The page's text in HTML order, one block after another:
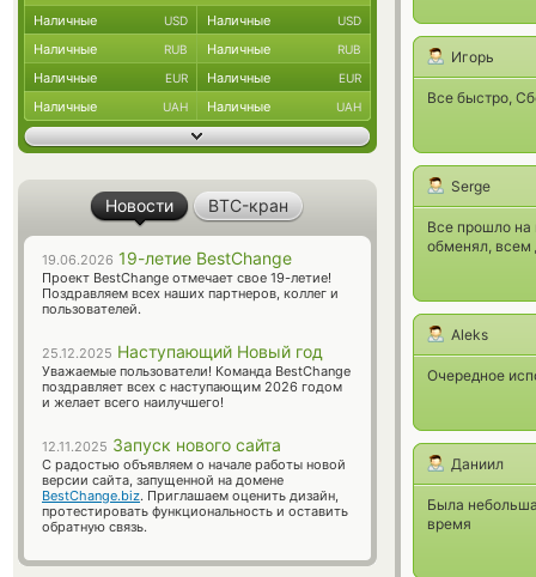
Игорь
Все быстро,
Serge
Все прошло на
обменял, всем
Aleks
Очередное
Даниил
Была
время
Наличные USD Наличные USD
Наличные RUB Наличные RUB
Наличные EUR Наличные EUR
Наличные UAH Наличные UAH
Новости BTC-кран
19.06.2026 19-летие BestChange
Проект BestChange отмечает свое 19-летие!
Поздравляем всех наших партнеров, коллег и
пользователей.
25.12.2025 Наступающий Новый год
Уважаемые пользователи! Команда BestChange
поздравляет всех с наступающим 2026 годом
и желает всего наилучшего!
12.11.2025 Запуск нового сайта
С радостью объявляем о начале работы новой
версии сайта, запущенной на домене
BestChange.biz. Приглашаем оценить дизайн,
протестировать функциональность и оставить
обратную связь.